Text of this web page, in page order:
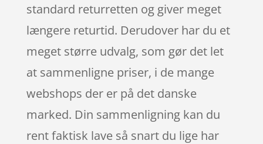
standard returretten og giver meget
længere returtid. Derudover har du et
meget større udvalg, som gør det let
at sammenligne priser, i de mange
webshops der er på det danske
marked. Din sammenligning kan du
rent faktisk lave så snart du lige har